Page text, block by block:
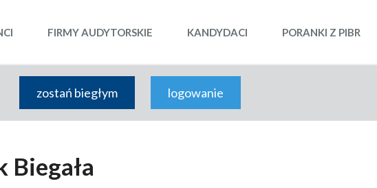
FIRMY AUDYTORSKIE KANDYDACI PORANKI Z PIBR
zostań biegłym logowanie
Biegała